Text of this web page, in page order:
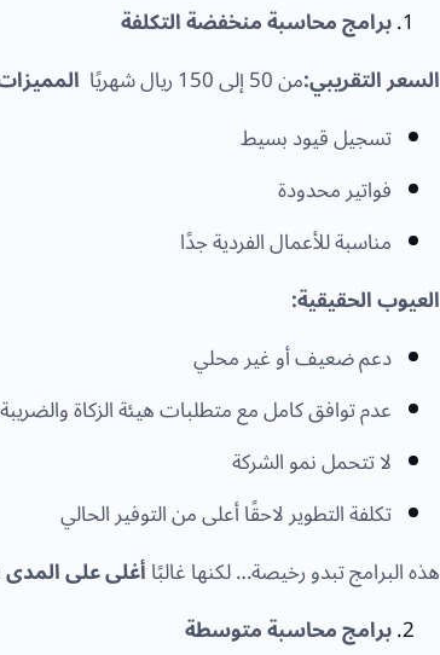
برامج محاسبة منخفضة التكلفة
السعر التقريبي:من 50 إلى 150 ريال شهريًا
تسجيل قيود بسيط
فواتير محدودة
مناسبة للأعمال الفردية جدًا
العيوب الحقيقية:
دعم ضعيف أو غير محلي
عدم توافق كامل مع متطلبات هيئة الزكاة والضريبة
لا تتحمل نمو الشركة
تكلفة التطوير لاحقًا أعلى من التوفير الحالي
هذه البرامج تبدو رخيصة… لكنها غالبًاأغلى على
برامج محاسبة متوسطة